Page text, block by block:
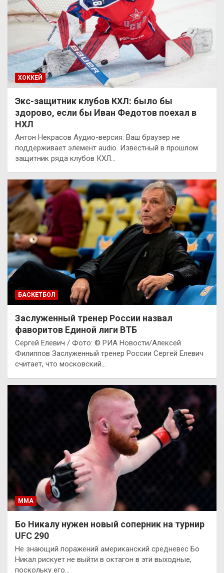
ХОККЕЙ
Экс-защитник клубов КХЛ: было бы
здорово, если бы Иван Федотов поехал в
НХЛ
Антон Некрасов Аудио-версия: Ваш браузер не
поддерживает элемент audio. Известный в прошлом
защитник ряда клубов КХЛ…
БАСКЕТБОЛ
Заслуженный тренер России назвал
фаворитов Единой лиги ВТБ
Сергей Елевич / Фото: © РИА Новости/Алексей
Филиппов Заслуженный тренер России Сергей Елевич
считает, что московский…
ММА
Бо Никалу нужен новый соперник на турнир
UFC 290
Не знающий поражений американский средневес Бо
Никал рискует не выйти в октагон в эти выходные,
поскольку его…